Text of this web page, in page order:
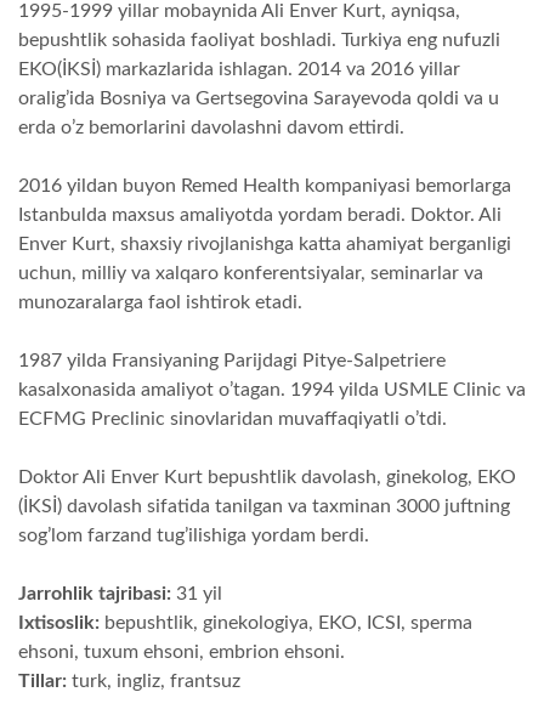
1995-1999 yillar mobaynida Ali Enver Kurt, ayniqsa,
bepushtlik sohasida faoliyat boshladi. Turkiya eng nufuzli
EKO(İKSİ) markazlarida ishlagan. 2014 va 2016 yillar
oralig’ida Bosniya va Gertsegovina Sarayevoda qoldi va u
erda o’z bemorlarini davolashni davom ettirdi.
2016 yildan buyon Remed Health kompaniyasi bemorlarga
Istanbulda maxsus amaliyotda yordam beradi. Doktor. Ali
Enver Kurt, shaxsiy rivojlanishga katta ahamiyat berganligi
uchun, milliy va xalqaro konferentsiyalar, seminarlar va
munozaralarga faol ishtirok etadi.
1987 yilda Fransiyaning Parijdagi Pitye-Salpetriere
kasalxonasida amaliyot o’tagan. 1994 yilda USMLE Clinic va
ECFMG Preclinic sinovlaridan muvaffaqiyatli o’tdi.
Doktor Ali Enver Kurt bepushtlik davolash, ginekolog, EKO
(İKSİ) davolash sifatida tanilgan va taxminan 3000 juftning
sog’lom farzand tug’ilishiga yordam berdi.
Jarrohlik tajribasi: 31 yil
Ixtisoslik: bepushtlik, ginekologiya, EKO, ICSI, sperma
ehsoni, tuxum ehsoni, embrion ehsoni.
Tillar: turk, ingliz, frantsuz